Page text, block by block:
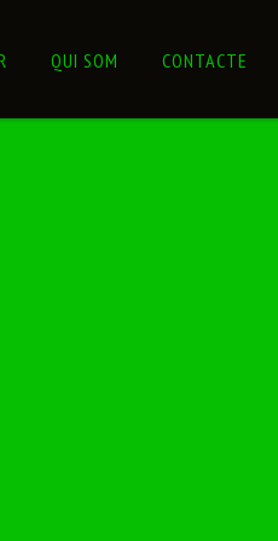
QUI SOM CONTACTE